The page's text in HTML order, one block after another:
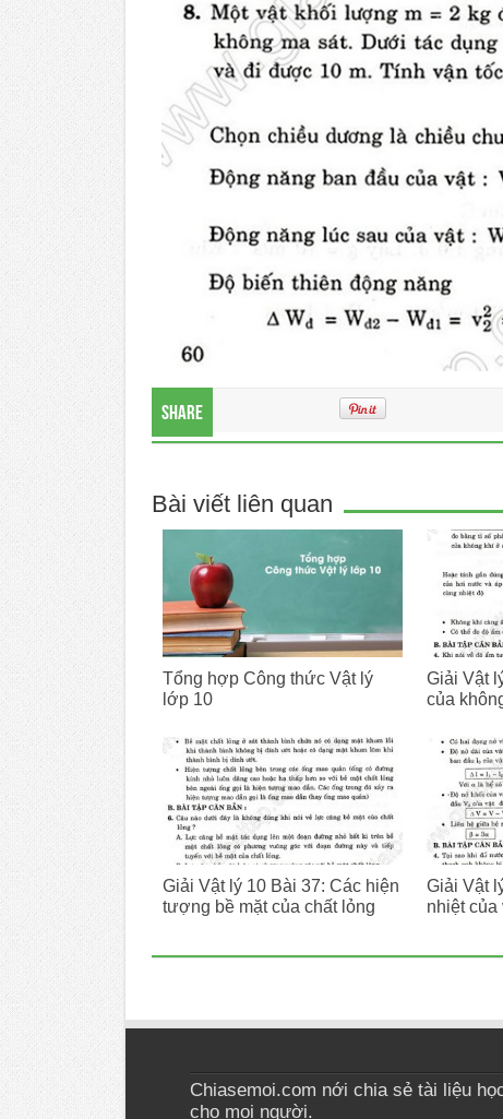
Share
Bài viết liên quan
Tổng hợp Công thức Vật lý
lớp 10
Giải Vật
của
Giải Vật lý 10 Bài 37: Các hiện
tượng bề mặt của chất lỏng
Giải Vật
nhiệt của
Chiasemoi.com nới chia sẻ tài liệu
cho mọi người.